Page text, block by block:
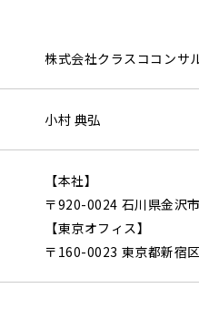
株式会社クラスココンサ
小村 典弘
【本社】
〒920-0024 石川県金沢
【東京オフィス】
〒160-0023 東京都新宿